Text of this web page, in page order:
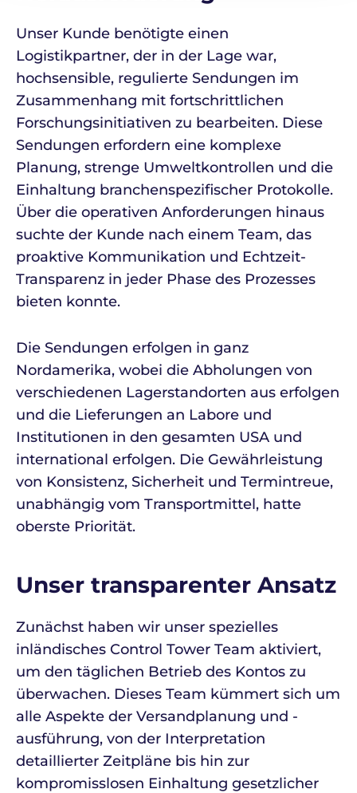
Unser Kunde benötigte einen
Logistikpartner, der in der Lage war,
hochsensible, regulierte Sendungen im
Zusammenhang mit fortschrittlichen
Forschungsinitiativen zu bearbeiten. Diese
Sendungen erfordern eine komplexe
Planung, strenge Umweltkontrollen und die
Einhaltung branchenspezifischer Protokolle.
Über die operativen Anforderungen hinaus
suchte der Kunde nach einem Team, das
proaktive Kommunikation und Echtzeit-
Transparenz in jeder Phase des Prozesses
bieten konnte.
Die Sendungen erfolgen in ganz
Nordamerika, wobei die Abholungen von
verschiedenen Lagerstandorten aus erfolgen
und die Lieferungen an Labore und
Institutionen in den gesamten USA und
international erfolgen. Die Gewährleistung
von Konsistenz, Sicherheit und Termintreue,
unabhängig vom Transportmittel, hatte
oberste Priorität.
Unser transparenter Ansatz
Zunächst haben wir unser spezielles
inländisches Control Tower Team aktiviert,
um den täglichen Betrieb des Kontos zu
überwachen. Dieses Team kümmert sich um
alle Aspekte der Versandplanung und -
ausführung, von der Interpretation
detaillierter Zeitpläne bis hin zur
kompromisslosen Einhaltung gesetzlicher